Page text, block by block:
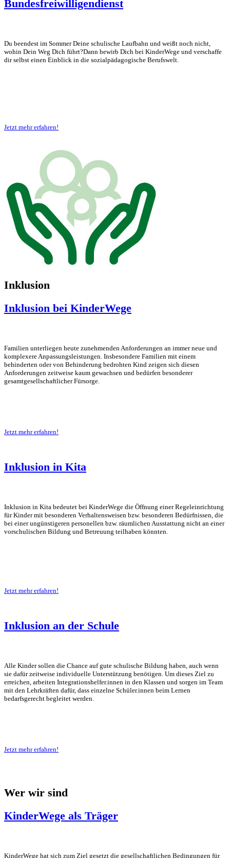
Bundesfreiwilligendienst
Du beendest im Sommer Deine schulische Laufbahn und weißt noch nicht,
wohin Dein Weg Dich führt?Dann bewirb Dich bei KinderWege und verschaffe
dir selbst einen Einblick in die sozialpädagogische Berufswelt.
Jetzt mehr erfahren!
Inklusion
Inklusion bei KinderWege
Familien unterliegen heute zunehmenden Anforderungen an immer neue und
komplexere Anpassungsleistungen. Insbesondere Familien mit einem
behinderten oder von Behinderung bedrohten Kind zeigen sich diesen
Anforderungen zeitweise kaum gewachsen und bedürfen besonderer
gesamtgesellschaftlicher Fürsorge.
Jetzt mehr erfahren!
Inklusion in Kita
Inklusion in Kita bedeutet bei KinderWege die Öffnung einer Regeleinrichtung
für Kinder mit besonderen Verhaltensweisen bzw. besonderen Bedürfnissen, die
bei einer ungünstigeren personellen bzw. räumlichen Ausstattung nicht an einer
vorschulischen Bildung und Betreuung teilhaben könnten.
Jetzt mehr erfahren!
Inklusion an der Schule
Alle Kinder sollen die Chance auf gute schulische Bildung haben, auch wenn
sie dafür zeitweise individuelle Unterstützung benötigen. Um dieses Ziel zu
erreichen, arbeiten Integrationshelfer.innen in den Klassen und sorgen im Team
mit den Lehrkräften dafür, dass einzelne Schüler.innen beim Lernen
bedarfsgerecht begleitet werden.
Jetzt mehr erfahren!
Wer wir sind
KinderWege als Träger
KinderWege hat sich zum Ziel gesetzt die gesellschaftlichen Bedingungen für